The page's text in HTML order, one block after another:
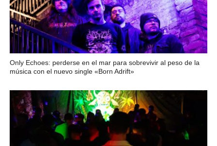
Only Echoes: perderse en el mar para sobrevivir al peso de la
música con el nuevo single «Born Adrift»